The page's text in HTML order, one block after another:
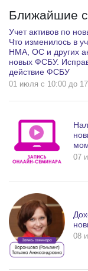
Ближайшие
Учет активов по
Что изменилось в
НМА, ОС и других
новых ФСБУ.
действие ФСБУ
01 июля c 10:00 до
07
08